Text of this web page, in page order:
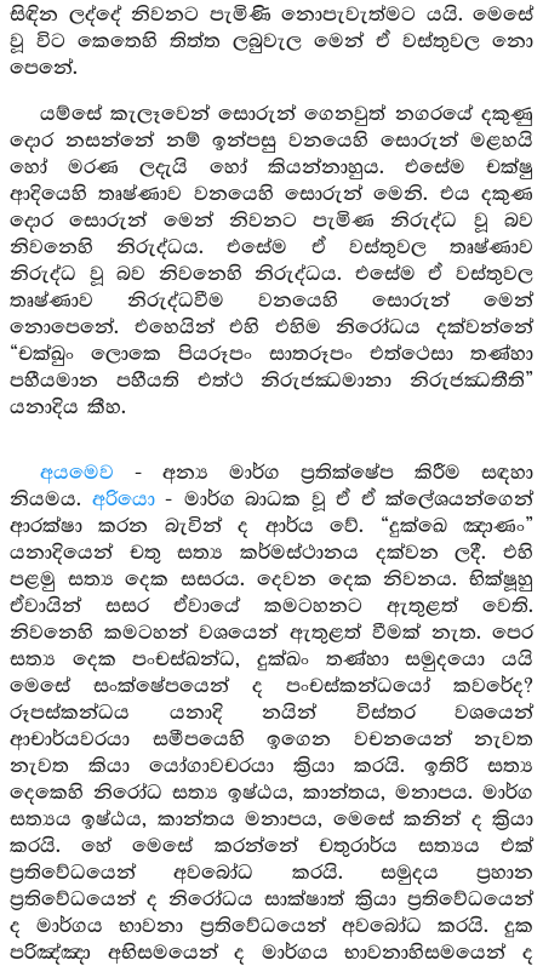
සිඳින ලද්දේ නිවනට පැමිණි නොපැවැත්මට යයි. මෙසේ
වූ විට කෙතෙහි තිත්ත ලබුවැල මෙන් ඒ වස්තුවල නො
පෙනේ.
යම්සේ කැලෑවෙන් සොරුන් ගෙනවුත් නගරයේ දකුණු
දොර නසන්නේ නම් ඉන්පසු වනයෙහි සොරුන් මළහයි
හෝ මරණ ලදැයි හෝ කියන්නාහුය. එසේම චක්ෂු
ආදියෙහි තෘෂ්ණාව වනයෙහි සොරුන් මෙනි. එය දකුණ
දොර සොරුන් මෙන් නිවනට පැමිණ නිරුද්ධ වූ බව
නිවනෙහි නිරුද්ධය. එසේම ඒ වස්තුවල තෘෂ්ණාව
නිරුද්ධ වූ බව නිවනෙහි නිරුද්ධය. එසේම ඒ වස්තුවල
තෘෂ්ණාව නිරුද්ධවීම වනයෙහි සොරුන් මෙන්
නොපෙනේ. එහෙයින් එහි එහිම නිරෝධය දක්වන්නේ
“චක්ඛුං ලොකෙ පියරූපං සාතරූපං එත්ථෙසා තණ්හා
පහීයමාන පහීයති එත්ථ නිරුජඣමානා නිරුජඣතීති”
යනාදිය කීහ.
අයමෙව - අන්‍ය මාර්ග ප්‍රතික්ෂේප කිරීම සඳහා
නියමය. අරියො- මාර්ග බාධක වූ ඒ ඒ ක්ලේශයන්ගෙන්
ආරක්ෂා කරන බැවින් ද ආර්ය වේ. “දුක්ඛෙ ඤාණං”
යනාදියෙන් චතු සත්‍ය කර්මස්ථානය දක්වන ලදී. එහි
පළමු සත්‍ය දෙක සසරය. දෙවන දෙක නිවනය. භික්ෂූහු
ඒවායින් සසර ඒවායේ කමටහනට ඇතුළත් වෙති.
නිවනෙහි කමටහන් වශයෙන් ඇතුළත් වීමක් නැත. පෙර
සත්‍ය දෙක පංචස්ඛන්ධ, දුක්ඛං තණ්හා සමුදයො යයි
මෙසේ සංක්ෂේපයෙන් ද පංචස්කන්ධයෝ කවරේද?
රූපස්කන්ධය යනාදි නයින් විස්තර වශයෙන්
ආචාර්යවරයා සමීපයෙහි ඉගෙන වචනයෙන් නැවත
නැවත කියා යෝගාවචරයා ක්‍රියා කරයි. ඉතිරි සත්‍ය
දෙකෙහි නිරෝධ සත්‍ය ඉෂ්ඨය, කාන්තය, මනාපය. මාර්ග
සත්‍යය ඉෂ්ඨය, කාන්තය මනාපය, මෙසේ කනින් ද ක්‍රියා
කරයි. හේ මෙසේ කරන්නේ චතුරාර්ය සත්‍යය එක්
ප්‍රතිවේධයෙන් අවබෝධ කරයි. සමුදය ප්‍රහාන
ප්‍රතිවේධයෙන් ද නිරෝධය සාක්ෂාත් ක්‍රියා ප්‍රතිවේධයෙන්
ද මාර්ගය භාවනා ප්‍රතිවේධයෙන් අවබෝධ කරයි. දුක
පරිඤ්ඤා අභිසමයෙන් ද මාර්ගය භාවනාහිසමයෙන් ද